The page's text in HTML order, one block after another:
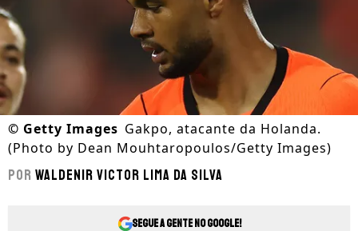
© Getty Images Gakpo, atacante da Holanda.
(Photo by Dean Mouhtaropoulos/Getty Images)
Por Waldenir Victor Lima Da Silva
Segue a gente no Google!